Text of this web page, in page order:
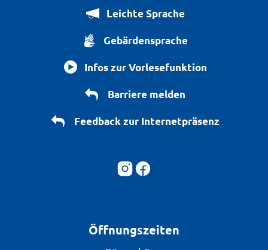
Leichte Sprache
Gebärdensprache
Infos zur Vorlesefunktion
Barriere melden
Feedback zur Internetpräsenz
Öffnungszeiten